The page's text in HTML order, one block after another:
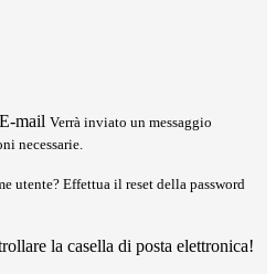
E-mail Verrà inviato un messaggio
necessarie.
utente? Effettua il reset della password
la casella di posta elettronica!